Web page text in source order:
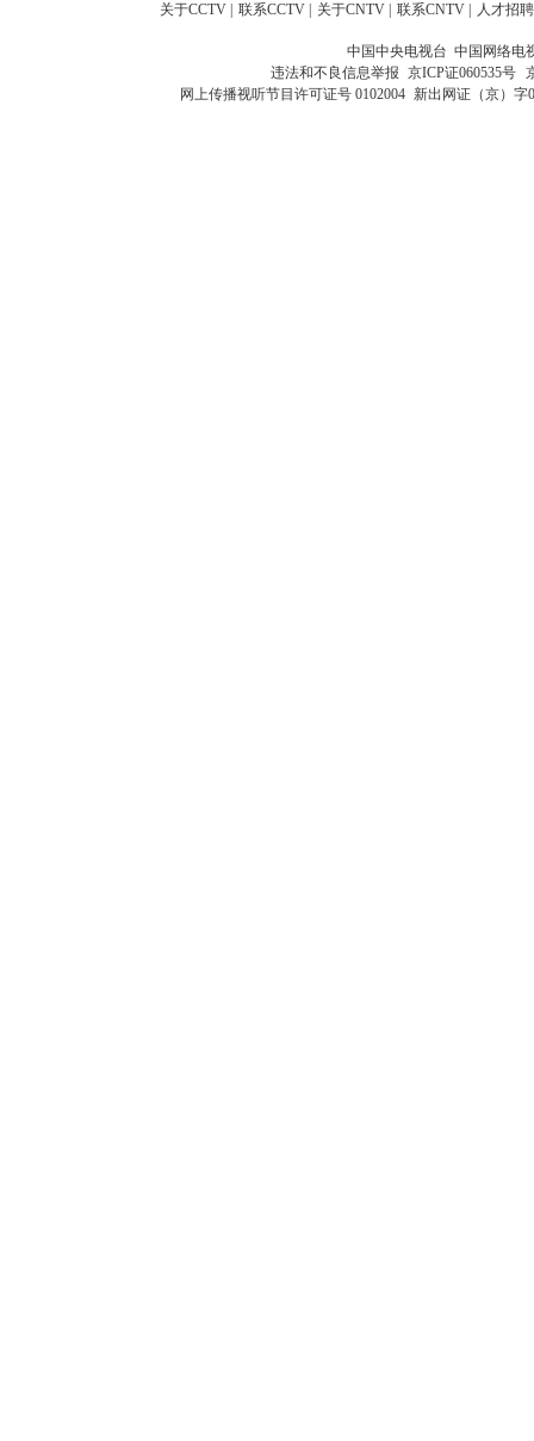
关于CCTV 联系CCTV 关于CNTV 联系CNTV 人才招聘
中国中央电视台 中国网络电
违法和不良信息举报 京ICP证060535号
网上传播视听节目许可证号 0102004 新出网证（京）